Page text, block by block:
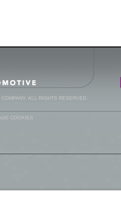
ALL RIGHTS RESERVED.
COOKIES